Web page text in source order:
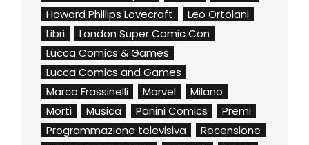
Howard Phillips Lovecraft
Leo Ortolani
Libri
London Super Comic Con
Lucca Comics & Games
Lucca Comics and Games
Marco Frassinelli
Marvel
Milano
Morti
Musica Panini Comics
Premi
Programmazione televisiva
Recensione